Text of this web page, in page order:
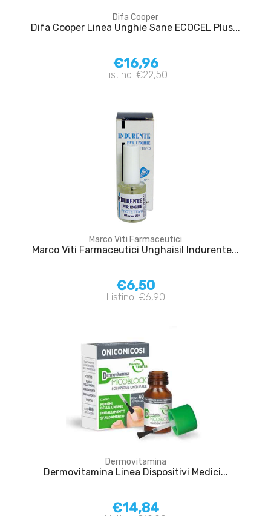
Difa Cooper
Difa Cooper Linea Unghie Sane ECOCEL Plus...
€16,96
Listino: €22,50
Marco Viti Farmaceutici
Marco Viti Farmaceutici Unghaisil Indurente...
€6,50
Listino: €6,90
Dermovitamina
Dermovitamina Linea Dispositivi Medici...
€14,84